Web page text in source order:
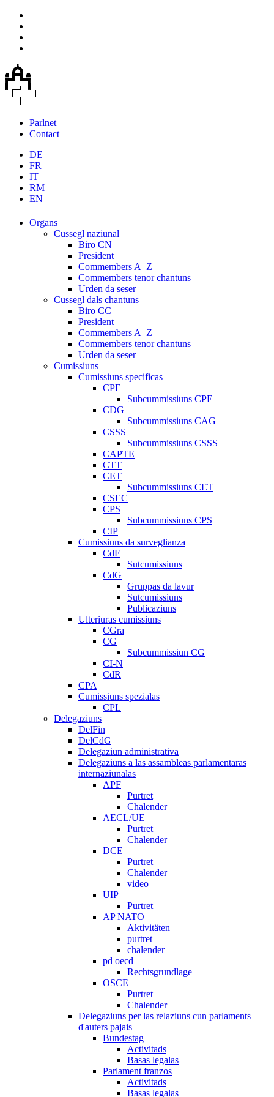
Parlnet
Contact
DE
FR
IT
RM
EN
Organs
Cussegl naziunal
Biro CN
President
Commembers A–Z
Commembers tenor chantuns
Urden da seser
Cussegl dals chantuns
Biro CC
President
Commembers A–Z
Commembers tenor chantuns
Urden da seser
Cumissiuns
Cumissiuns specificas
CPE
Subcummissiuns CPE
CDG
Subcummissiuns CAG
CSSS
Subcummissiuns CSSS
CAPTE
CTT
CET
Subcummissiuns CET
CSEC
CPS
Subcummissiuns CPS
CIP
Cumissiuns da surveglianza
CdF
Sutcumissiuns
CdG
Gruppas da lavur
Sutcumissiuns
Publicaziuns
Ulteriuras cumissiuns
CGra
CG
Subcummissiun CG
CI-N
CdR
CPA
Cumissiuns spezialas
CPL
Delegaziuns
DelFin
DelCdG
Delegaziun administrativa
Delegaziuns a las assambleas parlamentaras
internaziunalas
APF
Purtret
Chalender
AECL/UE
Purtret
Chalender
DCE
Purtret
Chalender
video
UIP
Purtret
AP NATO
Aktivitäten
purtret
chalender
pd oecd
Rechtsgrundlage
OSCE
Purtret
Chalender
Delegaziuns per las relaziuns cun parlaments
d'auters pajais
Bundestag
Activitads
Basas legalas
Parlament franzos
Activitads
Basas legalas